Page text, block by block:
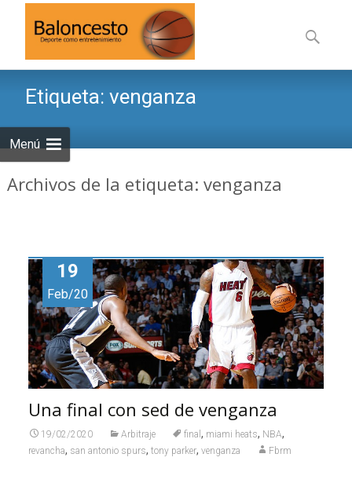
Menú
alBuscar:
Etiqueta: venganza
Archivos de la etiqueta: venganza
19
Feb/20
Una final con sed de venganza
19/02/2020 Arbitraje final , miami heats, NBA,
revancha, san antonio spurs, tony parker, venganza Fbrm